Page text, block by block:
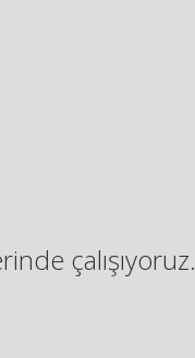
çalışıyoruz.